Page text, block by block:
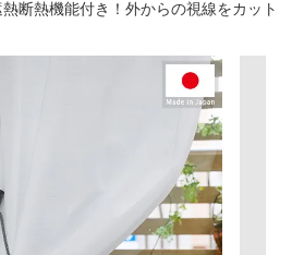
断熱機能付き！外からの視線をカット